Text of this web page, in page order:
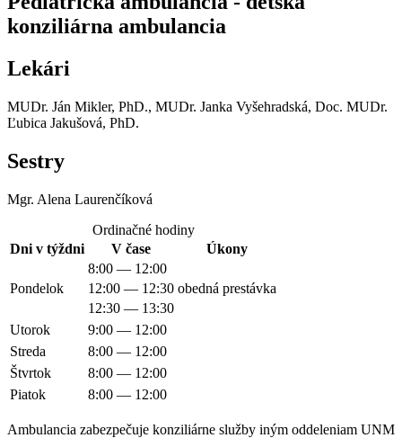
konziliárna ambulancia
Lekári
MUDr. Ján Mikler, PhD., MUDr. Janka Vyšehradská, Doc. MUDr.
Ľubica Jakušová, PhD.
Sestry
Mgr. Alena Laurenčíková
Ordinačné hodiny
Dni v týždni
V čase Úkony
Pondelok
8:00 — 12:00
12:00 — 12:30 obedná prestávka
12:30 — 13:30
Utorok
9:00 — 12:00
Streda
8:00 — 12:00
Štvrtok
8:00 — 12:00
Piatok
8:00 — 12:00
Ambulancia zabezpečuje konziliárne služby iným oddeleniam UNM